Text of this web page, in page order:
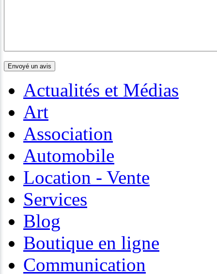
Actualités et Médias
Art
Association
Automobile
Location - Vente
Services
Blog
Boutique en ligne
Communication